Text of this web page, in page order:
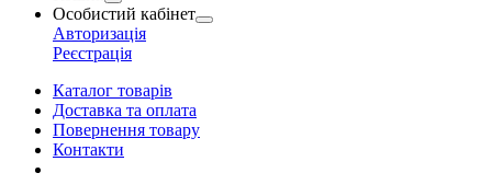
Особистий кабінет
Авторизація
Реєстрація
Каталог товарів
Доставка та оплата
Повернення товару
Контакти